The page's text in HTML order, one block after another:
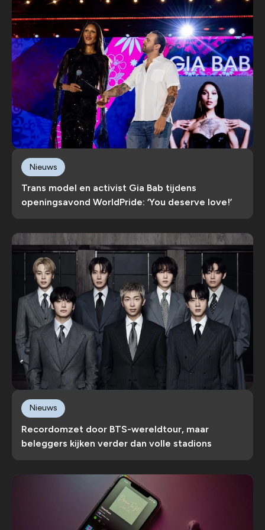
Trans model en activist Gia Bab tijdens
openingsavond WorldPride: ‘You deserve love!’
Nieuws
Recordomzet door BTS-wereldtour, maar
beleggers kijken verder dan volle stadions
Nieuws